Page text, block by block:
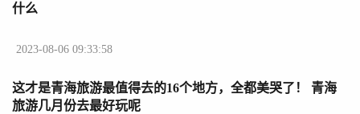
什么
2023-08-06 09:33:58
这才是青海旅游最值得去的16个地方，全都美哭了！ 青海
旅游几月份去最好玩呢